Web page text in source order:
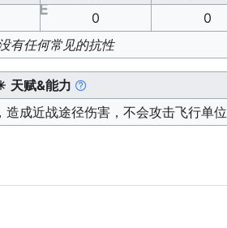
0
E 0
有任何常见的抗性
天赋&能力
成近战途径伤害，不会攻击飞行单位